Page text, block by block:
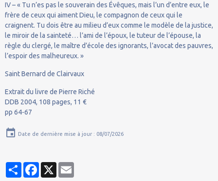
IV – « Tu n’es pas le souverain des Évêques, mais l’un d’entre eux, le
frère de ceux qui aiment Dieu, le compagnon de ceux qui le
craignent. Tu dois être au milieu d’eux comme le modèle de la justice,
le miroir de la sainteté… l’ami de l’époux, le tuteur de l’épouse, la
règle du clergé, le maître d’école des ignorants, l’avocat des pauvres,
l’espoir des malheureux. »
Saint Bernard de Clairvaux
Extrait du livre de Pierre Riché
DDB 2004, 108 pages, 11 €
pp 64-67
Date de dernière mise à jour : 08/07/2026
PartagerFacebook
X